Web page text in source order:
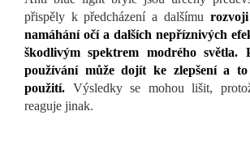
přispěly k předcházení a dalšímu
namáhání očí a dalších nepříznivých
škodlivým spektrem modrého světla.
používání může dojít ke zlepšení a
použití. Výsledky se mohou lišit,
reaguje jinak.